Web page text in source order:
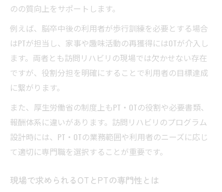
のの質向上をサポートします。
例えば、脳卒中後の利用者が歩行訓練を必要とする場合
はPTが担当し、家事や趣味活動の再獲得にはOTが介入し
ます。両者とも訪問リハビリの現場では欠かせない存在
ですが、役割分担を明確にすることで利用者の目標達成
に繋がります。
また、厚生労働省の制度上もPT・OTの役割や必要書類、
報酬体系に違いがあります。訪問リハビリのプログラム
設計時には、PT・OTの業務範囲や利用者のニーズに応じ
て適切に専門職を選択することが重要です。
現場で求められるOTとPTの専門性とは